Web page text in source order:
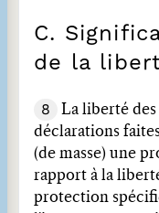
C.
de la
8
La liberté
déclarations
(de masse) une
rapport à la
protection